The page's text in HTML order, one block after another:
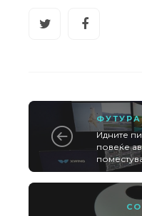
Идните
повеќе